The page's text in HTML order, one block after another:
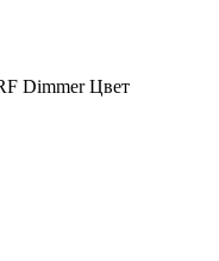
Dimmer Цвет